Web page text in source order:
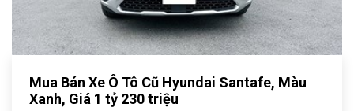
Mua Bán Xe Ô Tô Cũ Hyundai Santafe, Màu
Xanh, Giá 1 tỷ 230 triệu